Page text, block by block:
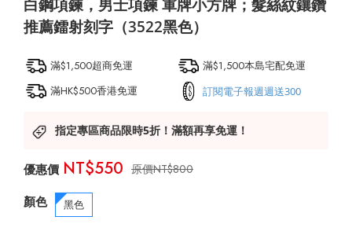
白鋼項鍊，男士項鍊 軍牌小方牌；髮絲紋鑲鑽
推薦鐳射刻字（3522黑色）
滿$1,500超商免運
滿$1,500本島宅配免運
滿HK$500香港免運
訂閱電子報週週送300
指定專區商品限時5折！滿額再享免運！
NT$800
NT$550
顏色 黑色